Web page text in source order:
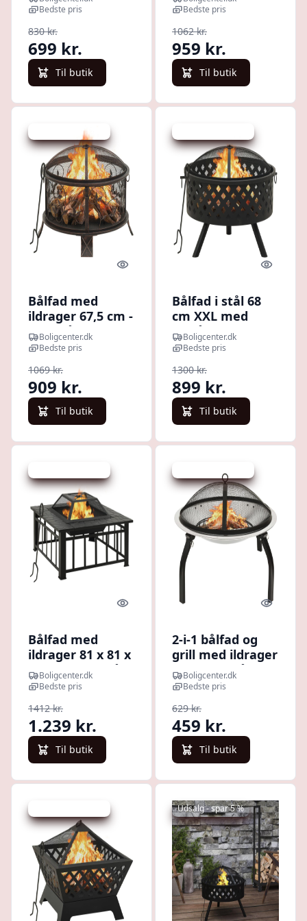
stål ildsted
Bedste pris
830 kr.
699 kr.
Til butik
Bedste pris
1062 kr.
959 kr.
Til butik
Udsalg - spar 14 %
Quick look
Bålfad med
ildrager 67,5 cm -
XXL stål,
sort/brun
Boligcenter.dk
Bedste pris
1069 kr.
909 kr.
Til butik
Quick
Bålfad i stål 68
cm XXL med
netlåg og
ildrager - sort
Boligcenter.dk
Bedste pris
1300 kr.
899 kr.
Til butik
Quick look
Bålfad med
ildrager 81 x 81 x
47 cm - XXL stål,
sort
Boligcenter.dk
Bedste pris
1412 kr.
1.239 kr.
Til butik
Quick
2-i-1 bålfad og
grill med ildrager
- rustfrit stål 56 ×
56 × 49 cm
Boligcenter.dk
Bedste pris
629 kr.
459 kr.
Til butik
Udsalg - spar 5 %